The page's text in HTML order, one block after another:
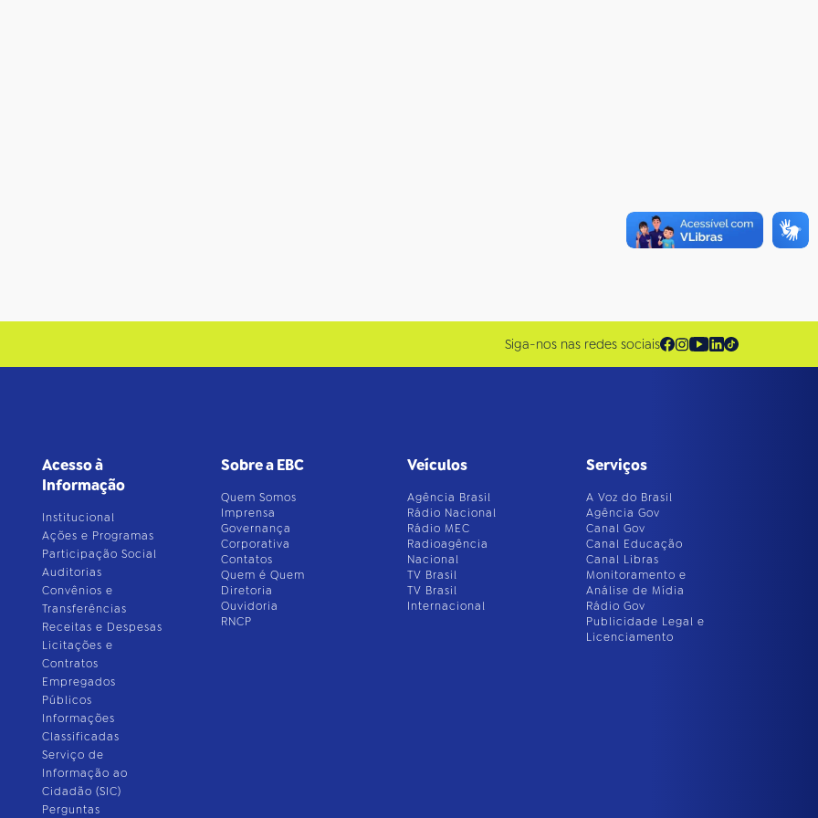
Siga-nos nas redes sociais
Acesso à
Informação
Institucional
Ações e Programas
Participação Social
Auditorias
Convênios e
Transferências
Receitas e Despesas
Licitações e
Contratos
Empregados
Públicos
Informações
Classificadas
Serviço de
Informação ao
Cidadão (SIC)
Perguntas
Sobre a EBC
Quem Somos
Imprensa
Governança
Corporativa
Contatos
Quem é Quem
Diretoria
Ouvidoria
RNCP
Veículos
Agência Brasil
Rádio Nacional
Rádio MEC
Radioagência
Nacional
TV Brasil
TV Brasil
Internacional
Serviços
A Voz do Brasil
Agência Gov
Canal Gov
Canal Educação
Canal Libras
Monitoramento e
Análise de Mídia
Rádio Gov
Publicidade Legal e
Licenciamento